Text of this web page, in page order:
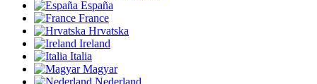
España
France
Hrvatska
Ireland
Italia
Magyar
Nederland